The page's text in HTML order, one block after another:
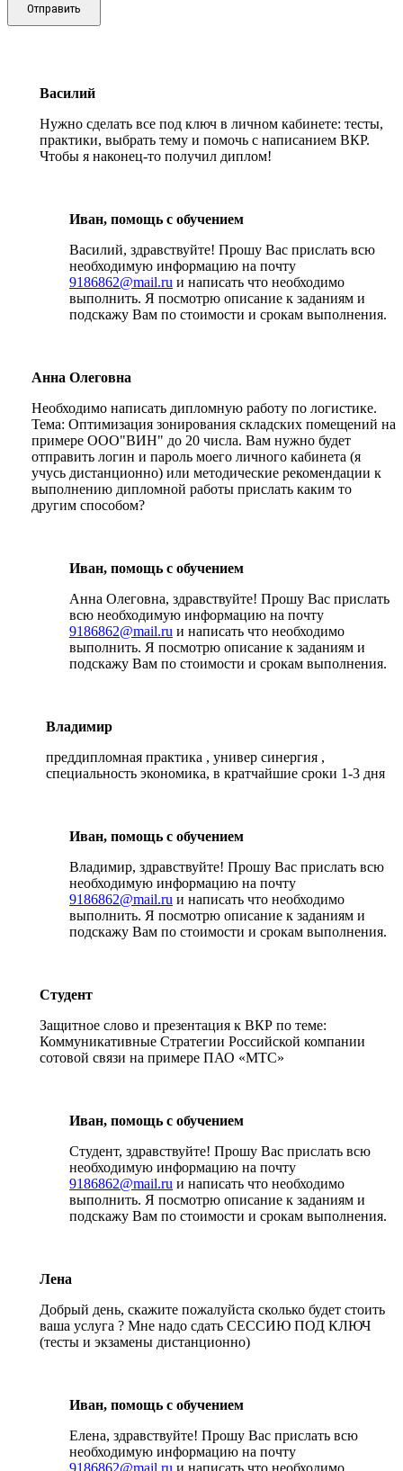
Отправить
Василий
Нужно сделать все под ключ в личном кабинете: тесты,
практики, выбрать тему и помочь с написанием ВКР.
Чтобы я наконец-то получил диплом!
Иван, помощь с обучением
Василий, здравствуйте! Прошу Вас прислать всю
необходимую информацию на почту
9186862@mail.ru и написать что необходимо
выполнить. Я посмотрю описание к заданиям и
подскажу Вам по стоимости и срокам выполнения.
Анна Олеговна
Необходимо написать дипломную работу по логистике.
Тема: Оптимизация зонирования складских помещений на
примере ООО"ВИН" до 20 числа. Вам нужно будет
отправить логин и пароль моего личного кабинета (я
учусь дистанционно) или методические рекомендации к
выполнению дипломной работы прислать каким то
другим способом?
Иван, помощь с обучением
Анна Олеговна, здравствуйте! Прошу Вас прислать
всю необходимую информацию на почту
9186862@mail.ru и написать что необходимо
выполнить. Я посмотрю описание к заданиям и
подскажу Вам по стоимости и срокам выполнения.
Владимир
преддипломная практика , универ синергия ,
специальность экономика, в кратчайшие сроки 1-3 дня
Иван, помощь с обучением
Владимир, здравствуйте! Прошу Вас прислать всю
необходимую информацию на почту
9186862@mail.ru и написать что необходимо
выполнить. Я посмотрю описание к заданиям и
подскажу Вам по стоимости и срокам выполнения.
Студент
Защитное слово и презентация к ВКР по теме:
Коммуникативные Стратегии Российской компании
сотовой связи на примере ПАО «МТС»
Иван, помощь с обучением
Студент, здравствуйте! Прошу Вас прислать всю
необходимую информацию на почту
9186862@mail.ru и написать что необходимо
выполнить. Я посмотрю описание к заданиям и
подскажу Вам по стоимости и срокам выполнения.
Лена
Добрый день, скажите пожалуйста сколько будет стоить
ваша услуга ? Мне надо сдать СЕССИЮ ПОД КЛЮЧ
(тесты и экзамены дистанционно)
Иван, помощь с обучением
Елена, здравствуйте! Прошу Вас прислать всю
необходимую информацию на почту
9186862@mail.ru и написать что необходимо